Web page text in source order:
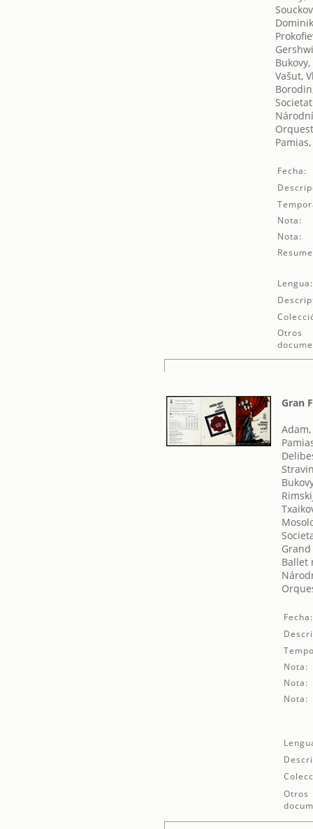
Vašut,
Fecha:
Nota:
Nota:
Lengua:
Otros
Gran
Ballet
Fecha:
Nota:
Nota:
Nota:
Otros